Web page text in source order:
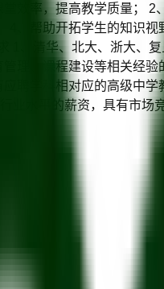
效率，提高教学质量；
、帮助开拓学生的知识
1、清华、北大、浙大、
理、课程建设等相关经
聘学科相对应的高级中
业水平的薪资，具有市